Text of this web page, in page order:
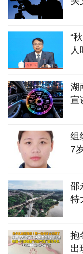
“
湖
宣
组
7
邵
特
抱
出